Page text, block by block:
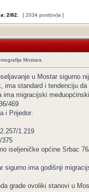
2/82 [ 2034 post(ov)a ]
Mostara
u Mostar sigurno
ima standard i tendenciju
ima migracijski
469
i Prijedor:
1.219
375
iseljeničke općine Srbac
sigurno ima godišnji
grade ovoliki stanovi u